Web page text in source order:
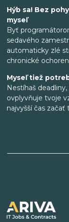
Hýb sa! Bez
myseľ
Byť
sedavého
automaticky zlé
chronické
Myseľ tiež
Nestíhaš
ovplyvňuje tvoje
najvyšší čas